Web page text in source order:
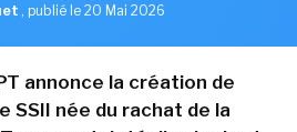
, publié le 20 Mai 2026
annonce la création de
SSII née du rachat de la